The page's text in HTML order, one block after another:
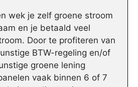
wek je zelf groene stroom
en je betaald veel
Door te profiteren van
BTW-regeling en/of
groene lening
vaak binnen 6 of 7